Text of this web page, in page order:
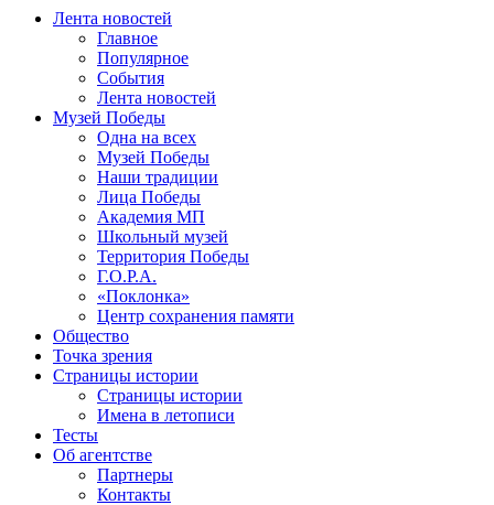
Лента новостей
Главное
Популярное
События
Лента новостей
Музей Победы
Одна на всех
Музей Победы
Наши традиции
Лица Победы
Академия МП
Школьный музей
Территория Победы
Г.О.Р.А.
«Поклонка»
Центр сохранения памяти
Общество
Точка зрения
Страницы истории
Страницы истории
Имена в летописи
Тесты
Об агентстве
Партнеры
Контакты